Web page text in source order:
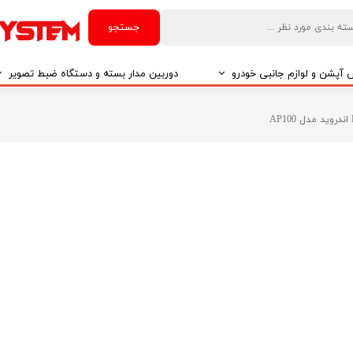
جستجو
و لوازم جانبی خودرو دوربین مدار بسته و دستگاه ضبط تصویر